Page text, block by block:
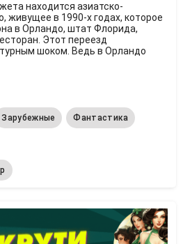
находится азиатско-
живущее в 1990-х годах, которое
в Орландо, штат Флорида,
Этот переезд
шоком. Ведь в Орландо
Зарубежные Фантастика